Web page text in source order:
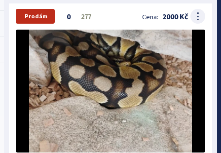
Prodám 0 277 Cena: 2000 Kč ⋮